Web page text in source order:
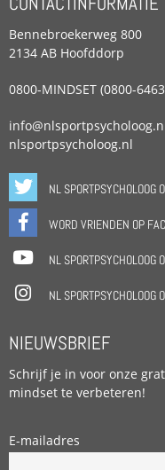
Bennebroekerweg 800
2134 AB Hoofddorp
0800-MINDSET (0800-
nlsportpsycholoog.nl
NL SPORTPSYCHOLOOG
WORD VRIENDEN OP
NL SPORTPSYCHOLOOG
NL SPORTPSYCHOLOOG
NIEUWSBRIEF
Schrijf je in voor onze
mindset te verbeteren!
E-mailadres